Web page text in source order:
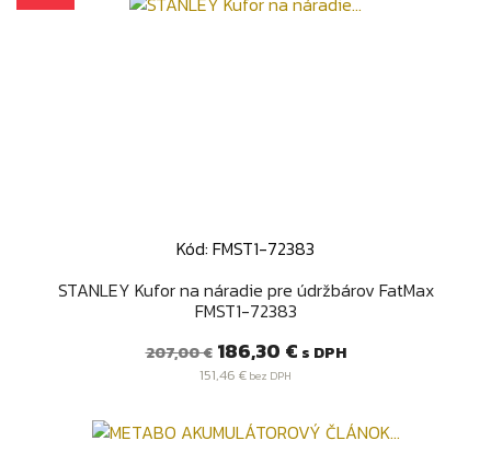
Kód: FMST1-72383
STANLEY Kufor na náradie pre údržbárov FatMax
FMST1-72383
Bežná
207,00 € Cena
186,30 € s DPH
151,46 € bez DPH